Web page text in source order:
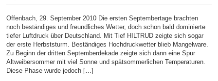
Offenbach, 29. September 2010 Die ersten Septembertage brachten
noch beständiges und freundliches Wetter, doch schon bald dominierte
tiefer Luftdruck über Deutschland. Mit Tief HILTRUD zeigte sich sogar
der erste Herbststurm. Beständiges Hochdruckwetter blieb Mangelware.
Zu Beginn der dritten Septemberdekade zeigte sich dann eine Spur
Altweibersommer mit viel Sonne und spätsommerlichen Temperaturen.
Diese Phase wurde jedoch […]